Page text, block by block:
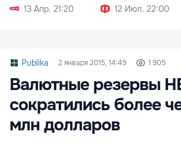
13 Апр. 21:20
12 Июл. 22:00
Publika 2 января 2015, 14:49 1 905
Валютные резервы
сократились более
млн долларов